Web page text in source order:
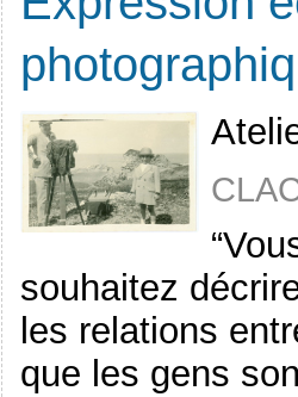
souhaitez
les relations
que les gens